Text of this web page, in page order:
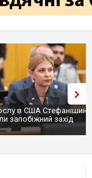
в США Стефанішиній
запобіжний захід